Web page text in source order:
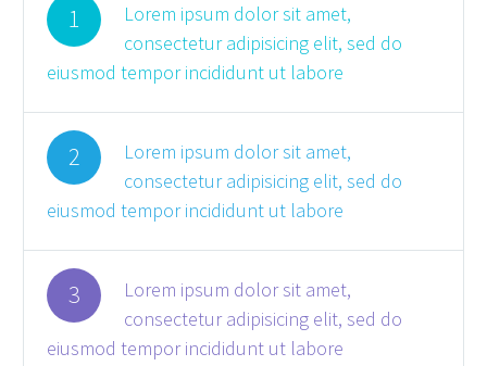
1
Lorem ipsum dolor sit amet,
consectetur adipisicing elit, sed do
eiusmod tempor incididunt ut labore
2
Lorem ipsum dolor sit amet,
consectetur adipisicing elit, sed do
eiusmod tempor incididunt ut labore
3
Lorem ipsum dolor sit amet,
consectetur adipisicing elit, sed do
eiusmod tempor incididunt ut labore